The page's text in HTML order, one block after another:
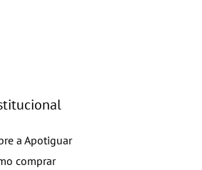
a Apotiguar
comprar